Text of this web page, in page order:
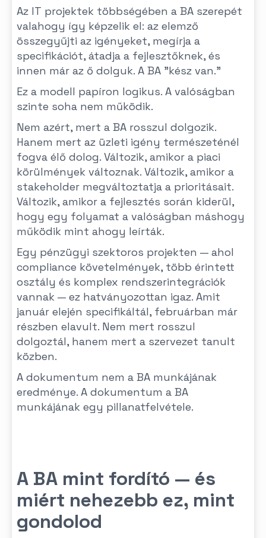
Az IT projektek többségében a BA szerepét
valahogy így képzelik el: az elemző
összegyűjti az igényeket, megírja a
specifikációt, átadja a fejlesztőknek, és
innen már az ő dolguk. A BA "kész van."
Ez a modell papíron logikus. A valóságban
szinte soha nem működik.
Nem azért, mert a BA rosszul dolgozik.
Hanem mert az üzleti igény természeténél
fogva élő dolog. Változik, amikor a piaci
körülmények változnak. Változik, amikor a
stakeholder megváltoztatja a prioritásait.
Változik, amikor a fejlesztés során kiderül,
hogy egy folyamat a valóságban máshogy
működik mint ahogy leírták.
Egy pénzügyi szektoros projekten — ahol
compliance követelmények, több érintett
osztály és komplex rendszerintegrációk
vannak — ez hatványozottan igaz. Amit
január elején specifikáltál, februárban már
részben elavult. Nem mert rosszul
dolgoztál, hanem mert a szervezet tanult
közben.
A dokumentum nem a BA munkájának
eredménye. A dokumentum a BA
munkájának egy pillanatfelvétele.
A BA mint fordító — és
miért nehezebb ez, mint
gondolod